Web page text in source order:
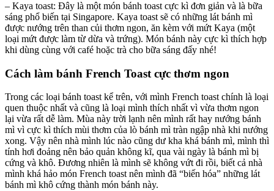
– Kaya toast: Đây là một món bánh toast cực kì đơn giản và là bữa
sáng phổ biến tại Singapore. Kaya toast sẽ có những lát bánh mì
được nướng trên than củi thơm ngon, ăn kèm với mứt Kaya (một
loại mứt được làm từ dừa và trứng). Món bánh này cực kì thích hợp
khi dùng cùng với café hoặc trà cho bữa sáng đấy nhé!
Cách làm bánh French Toast cực thơm ngon
Trong các loại bánh toast kể trên, với mình French toast chính là loại
quen thuộc nhất và cũng là loại mình thích nhất vì vừa thơm ngon
lại vừa rất dễ làm. Mùa này trời lạnh nên mình rất hay nướng bánh
mì vì cực kì thích mùi thơm của lò bánh mì tràn ngập nhà khi nướng
xong. Vậy nên nhà mình lúc nào cũng dư kha khá bánh mì, mình thì
tính hơi đoảng nên bảo quản không kĩ, qua vài ngày là bánh mì bị
cứng và khô. Đương nhiên là mình sẽ không vứt đi rồi, biết cả nhà
mình khá hảo món French toast nên mình đã “biến hóa” những lát
bánh mì khô cứng thành món bánh này.